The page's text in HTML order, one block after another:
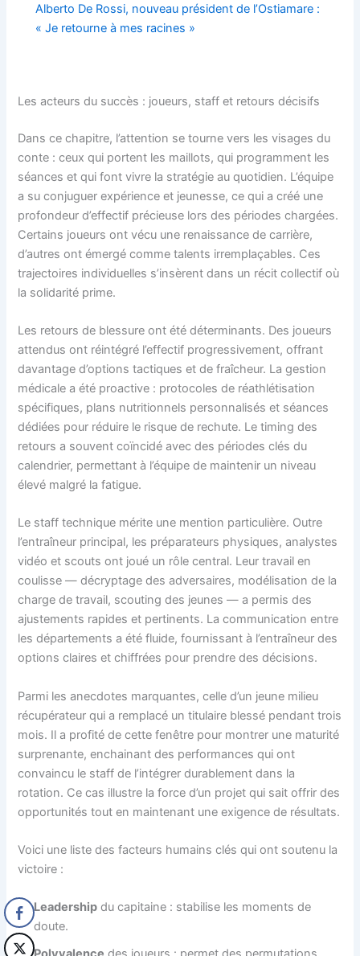
Alberto De Rossi, nouveau président de l’Ostiamare :
« Je retourne à mes racines »
Les acteurs du succès : joueurs, staff et retours décisifs
Dans ce chapitre, l’attention se tourne vers les visages du
conte : ceux qui portent les maillots, qui programment les
séances et qui font vivre la stratégie au quotidien. L’équipe
a su conjuguer expérience et jeunesse, ce qui a créé une
profondeur d’effectif précieuse lors des périodes chargées.
Certains joueurs ont vécu une renaissance de carrière,
d’autres ont émergé comme talents irremplaçables. Ces
trajectoires individuelles s’insèrent dans un récit collectif où
la solidarité prime.
Les retours de blessure ont été déterminants. Des joueurs
attendus ont réintégré l’effectif progressivement, offrant
davantage d’options tactiques et de fraîcheur. La gestion
médicale a été proactive : protocoles de réathlétisation
spécifiques, plans nutritionnels personnalisés et séances
dédiées pour réduire le risque de rechute. Le timing des
retours a souvent coïncidé avec des périodes clés du
calendrier, permettant à l’équipe de maintenir un niveau
élevé malgré la fatigue.
Le staff technique mérite une mention particulière. Outre
l’entraîneur principal, les préparateurs physiques, analystes
vidéo et scouts ont joué un rôle central. Leur travail en
coulisse — décryptage des adversaires, modélisation de la
charge de travail, scouting des jeunes — a permis des
ajustements rapides et pertinents. La communication entre
les départements a été fluide, fournissant à l’entraîneur des
options claires et chiffrées pour prendre des décisions.
Parmi les anecdotes marquantes, celle d’un jeune milieu
récupérateur qui a remplacé un titulaire blessé pendant trois
mois. Il a profité de cette fenêtre pour montrer une maturité
surprenante, enchainant des performances qui ont
convaincu le staff de l’intégrer durablement dans la
rotation. Ce cas illustre la force d’un projet qui sait offrir des
opportunités tout en maintenant une exigence de résultats.
Voici une liste des facteurs humains clés qui ont soutenu la
victoire :
Leadership du capitaine : stabilise les moments de
doute.